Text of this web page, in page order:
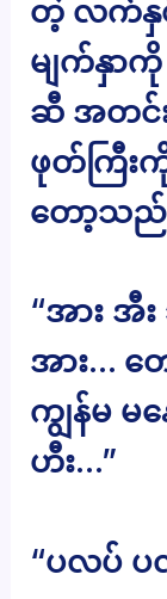
တဲ့ လက်နှ
မျက်နှာ
ဆီ အတင်း
ဖုတ်ကြီး
တော့သည်
“အား
အား… တ
ကျွန်မ မ
ဟီး…”
“ပလပ်